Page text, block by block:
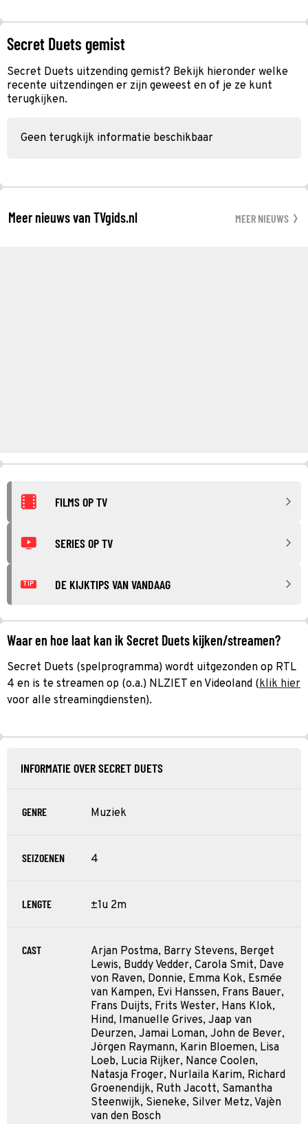
Secret Duets gemist
Secret Duets uitzending gemist? Bekijk hieronder welke
recente uitzendingen er zijn geweest en of je ze kunt
terugkijken.
Geen terugkijk informatie beschikbaar
Meer nieuws van TVgids.nl MEER NIEUWS
FILMS OP TV
SERIES OP TV
TIP DE KIJKTIPS VAN VANDAAG
Waar en hoe laat kan ik Secret Duets kijken/streamen?
Secret Duets (spelprogramma) wordt uitgezonden op RTL
4 en is te streamen op (o.a.) NLZIET en Videoland (klik hier
voor alle streamingdiensten).
INFORMATIE OVER SECRET DUETS
GENRE Muziek
SEIZOENEN 4
LENGTE ±1u 2m
CAST
Arjan Postma, Barry Stevens, Berget
Lewis, Buddy Vedder, Carola Smit, Dave
von Raven, Donnie, Emma Kok, Esmée
van Kampen, Evi Hanssen, Frans Bauer,
Frans Duijts, Frits Wester, Hans Klok,
Hind, Imanuelle Grives, Jaap van
Deurzen, Jamai Loman, John de Bever,
Jörgen Raymann, Karin Bloemen, Lisa
Loeb, Lucia Rijker, Nance Coolen,
Natasja Froger, Nurlaila Karim, Richard
Groenendijk, Ruth Jacott, Samantha
Steenwijk, Sieneke, Silver Metz, Vajèn
van den Bosch